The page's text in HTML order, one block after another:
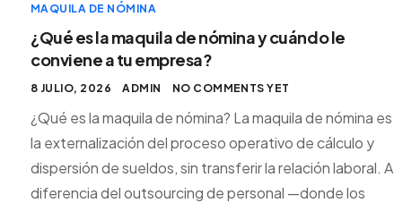
MAQUILA DE NÓMINA
¿Qué es la maquila de nómina y cuándo le
conviene a tu empresa?
8 JULIO, 2026 ADMIN NO COMMENTS YET
¿Qué es la maquila de nómina? La maquila de nómina es
la externalización del proceso operativo de cálculo y
dispersión de sueldos, sin transferir la relación laboral. A
diferencia del outsourcing de personal —donde los